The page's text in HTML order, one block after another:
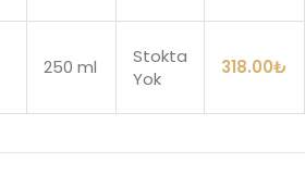
250 ml
Stokta
Yok
318.00₺